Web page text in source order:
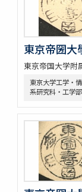
東京帝圀大
東京帝国大学附
東京大学工学・
系研究科・工学